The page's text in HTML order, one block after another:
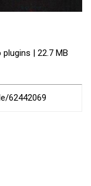
| 22.7 MB
62442069